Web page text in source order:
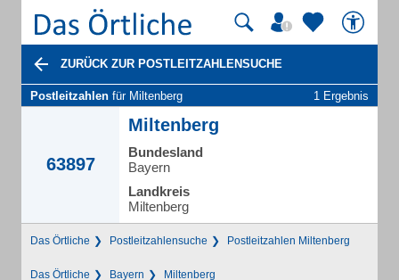
ZURÜCK ZUR POSTLEITZAHLENSUCHE
Postleitzahlen für Miltenberg 1 Ergebnis
63897
Miltenberg
Bundesland
Bayern
Landkreis
Miltenberg
Das Örtliche Postleitzahlensuche Postleitzahlen Miltenberg
Das Örtliche Bayern Miltenberg